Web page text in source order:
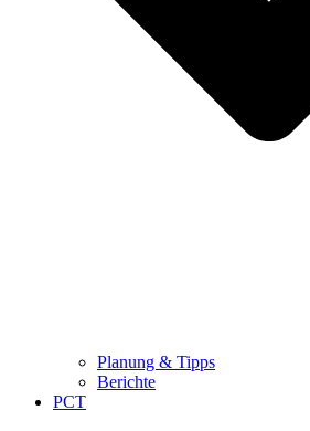
Planung & Tipps
Berichte
PCT